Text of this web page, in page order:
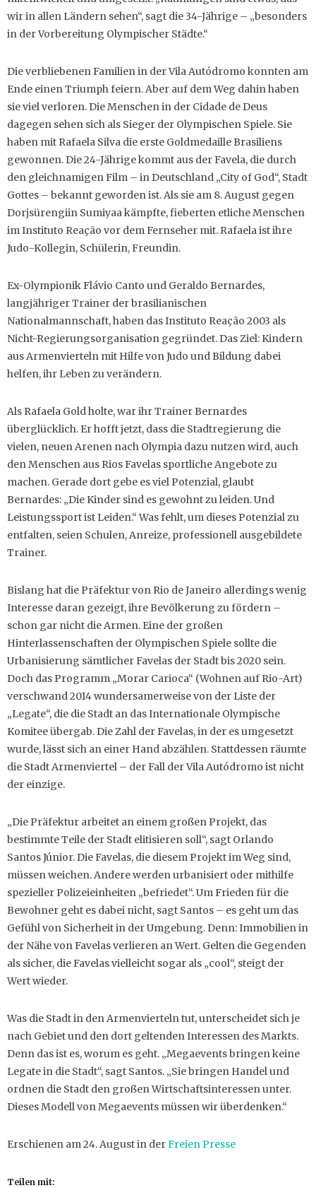
wir in allen Ländern sehen“, sagt die 34-Jährige – „besonders
in der Vorbereitung Olympischer Städte.“
Die verbliebenen Familien in der Vila Autódromo konnten am
Ende einen Triumph feiern. Aber auf dem Weg dahin haben
sie viel verloren. Die Menschen in der Cidade de Deus
dagegen sehen sich als Sieger der Olympischen Spiele. Sie
haben mit Rafaela Silva die erste Goldmedaille Brasiliens
gewonnen. Die 24-Jährige kommt aus der Favela, die durch
den gleichnamigen Film – in Deutschland „City of God“, Stadt
Gottes – bekannt geworden ist. Als sie am 8. August gegen
Dorjsürengiin Sumiyaa kämpfte, fieberten etliche Menschen
im Instituto Reação vor dem Fernseher mit. Rafaela ist ihre
Judo-Kollegin, Schülerin, Freundin.
Ex-Olympionik Flávio Canto und Geraldo Bernardes,
langjähriger Trainer der brasilianischen
Nationalmannschaft, haben das Instituto Reação 2003 als
Nicht-Regierungsorganisation gegründet. Das Ziel: Kindern
aus Armenvierteln mit Hilfe von Judo und Bildung dabei
helfen, ihr Leben zu verändern.
Als Rafaela Gold holte, war ihr Trainer Bernardes
überglücklich. Er hofft jetzt, dass die Stadtregierung die
vielen, neuen Arenen nach Olympia dazu nutzen wird, auch
den Menschen aus Rios Favelas sportliche Angebote zu
machen. Gerade dort gebe es viel Potenzial, glaubt
Bernardes: „Die Kinder sind es gewohnt zu leiden. Und
Leistungssport ist Leiden.“ Was fehlt, um dieses Potenzial zu
entfalten, seien Schulen, Anreize, professionell ausgebildete
Trainer.
Bislang hat die Präfektur von Rio de Janeiro allerdings wenig
Interesse daran gezeigt, ihre Bevölkerung zu fördern –
schon gar nicht die Armen. Eine der großen
Hinterlassenschaften der Olympischen Spiele sollte die
Urbanisierung sämtlicher Favelas der Stadt bis 2020 sein.
Doch das Programm „Morar Carioca“ (Wohnen auf Rio-Art)
verschwand 2014 wundersamerweise von der Liste der
„Legate“, die die Stadt an das Internationale Olympische
Komitee übergab. Die Zahl der Favelas, in der es umgesetzt
wurde, lässt sich an einer Hand abzählen. Stattdessen räumte
die Stadt Armenviertel – der Fall der Vila Autódromo ist nicht
der einzige.
„Die Präfektur arbeitet an einem großen Projekt, das
bestimmte Teile der Stadt elitisieren soll“, sagt Orlando
Santos Júnior. Die Favelas, die diesem Projekt im Weg sind,
müssen weichen. Andere werden urbanisiert oder mithilfe
spezieller Polizeieinheiten „befriedet“. Um Frieden für die
Bewohner geht es dabei nicht, sagt Santos – es geht um das
Gefühl von Sicherheit in der Umgebung. Denn: Immobilien in
der Nähe von Favelas verlieren an Wert. Gelten die Gegenden
als sicher, die Favelas vielleicht sogar als „cool“, steigt der
Wert wieder.
Was die Stadt in den Armenvierteln tut, unterscheidet sich je
nach Gebiet und den dort geltenden Interessen des Markts.
Denn das ist es, worum es geht. „Megaevents bringen keine
Legate in die Stadt“, sagt Santos. „Sie bringen Handel und
ordnen die Stadt den großen Wirtschaftsinteressen unter.
Dieses Modell von Megaevents müssen wir überdenken.“
Erschienen am 24. August in derFreien Presse
Teilen mit: